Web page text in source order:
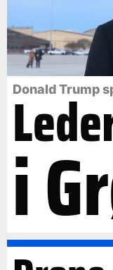
Donald Trump
i